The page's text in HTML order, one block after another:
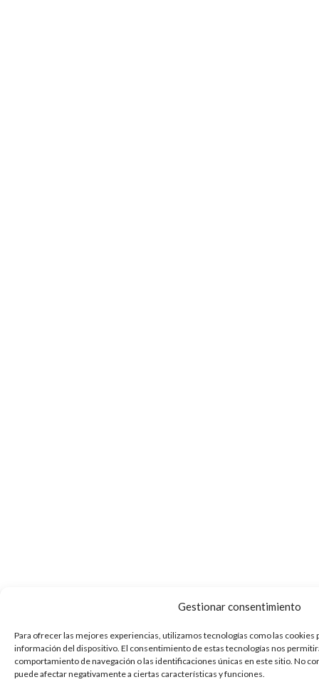
Gestionar consentimiento
Para ofrecer las mejores experiencias, utilizamos tecnologías como las cookies
información del dispositivo. El consentimiento de estas tecnologías nos
comportamiento de navegación o las identificaciones únicas en este sitio. No
puede afectar negativamente a ciertas características y funciones.